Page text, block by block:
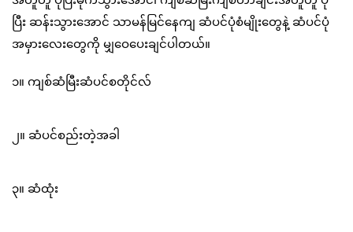
ပြီး ဆန်းသွားအောင် သာမန်မြင်နေကျ ဆံပင်ပုံစံမျိုးတွေနဲ့ ဆံပင်ပုံ
အမှားလေးတွေကို မျှဝေပေးချင်ပါတယ်။
၁။ ကျစ်ဆံမြီးဆံပင်စတိုင်လ်
၂။ ဆံပင်စည်းတဲ့အခါ
၃။ ဆံထုံး